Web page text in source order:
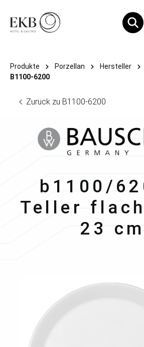
Produkte Porzellan Hersteller
B1100-6200
Zurück zu B1100-6200
Bauscher
b1100/
Teller
23 cm